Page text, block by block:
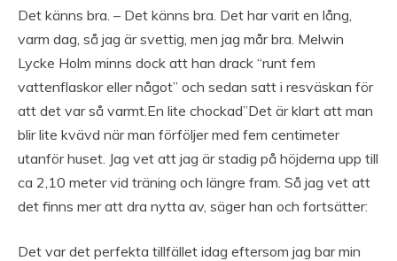
Det känns bra. – Det känns bra. Det har varit en lång,
varm dag, så jag är svettig, men jag mår bra. Melwin
Lycke Holm minns dock att han drack “runt fem
vattenflaskor eller något” och sedan satt i resväskan för
att det var så varmt.En lite chockad”Det är klart att man
blir lite kvävd när man förföljer med fem centimeter
utanför huset. Jag vet att jag är stadig på höjderna upp till
ca 2,10 meter vid träning och längre fram. Så jag vet att
det finns mer att dra nytta av, säger han och fortsätter:
Det var det perfekta tillfället idag eftersom jag bar min